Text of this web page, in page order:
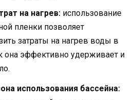
на нагрев: использование
пленки позволяет
затраты на нагрев воды в
она эффективно удерживает и
использования бассейна: